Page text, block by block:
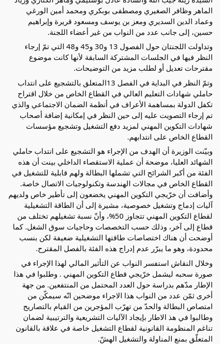
الماهر وظافر الصغيري ومصطفى بوبكري ومحمد أمين الورغي
وعماد الدين السديري ومعز بن يوسف ومسعود قريرة وإبراهيم
حسين، إلى جانب عدد من النواب من غير أعضاء اللجنة.
وتداولت اللجنتان حول الفصول 13 و30 و45 و48 التي تمّ إرجاء
النظر فيها في الجلسات المشتركة السابقة لأنها كانت موضوع
مقترحات تعديل أو لطلب مزيد من التوضيحات.
وتمّ النظر في البداية في الفصل 13المتعلق بالتشجيع على انتداب
حاملي شهادات التعليم العالي في القطاع الخاص من خلال اقتراح
تكفل الدولة بمساهمة الأعراف في أنظمة الضمان الاجتماعي والذي
تم إرجاء التصويت عليه إلى حين النظر في إمكانية إضافة أصحاب
شهادات التكوين المهني لمزيد دفع التشغيل وتشجيع مؤسسات
القطاع الخاص على انتدابهم.
وبيّنت الوزيرة أن الهدف من الإجراء هو التشجيع على انتداب حاملي
الشهائد العليا، موضحة أن عملية الاستقصاء الداخلي بينت أن هذه
الفئة من أكبر الشرائح التي تشملها البطالة ولهم قابلية للتشغيل في
القطاع الخاص في مجالات الهندسة وتكنولوجيات الاتصال خاصة.
وأضافت أن خرّيجي التكوين المهني يخضعون إلى تأطير خاص ولديهم
آليات إدماج وتشغيل خصوصية، مشيرة إلى أن الطاقة التشغيلية
لقطاع التكوين المهني تتجاوز 50%، وأنّ نسبة تشغيلهم تختلف من
قطاع إلى آخر، وذلك حسب التخصصات وحاجيات سوق الشغل. كما
أوضحت أن هناك اختصاصات طاقتها التشغيلية ضعيفة لكن بنسب
محدودة، وهو ما يبرّر عدم إدراج هذه الفئة بالفصل المقترح.
وخلال النقاش استفسر النواب عن التأثير المالي لهذا الإجراء في
صورة سحبه ليشمل خرّيجي قطاع التكوين المهني . وطلبوا في هذا
الإطار مدّهم بدراسة حول العدد المحتمل من المنتفعين. من جهة
أخرى ثمّن عدد من النواب هذا الاجراء موضحين انّه سيمكّن من
امتصاص البطالة والحدّ من تهرّب المؤجرين من القيام بالتصاريح
وطالبوا في هذ الاطار بإيجاد الآليات التشريعية والترتيبية لضمان
تناغم المنظومة القانونية لقطاع التشغيل خاصة في علاقة بالقانون
المتعلّق بمنع المناولة والتشغيل الهشّ.